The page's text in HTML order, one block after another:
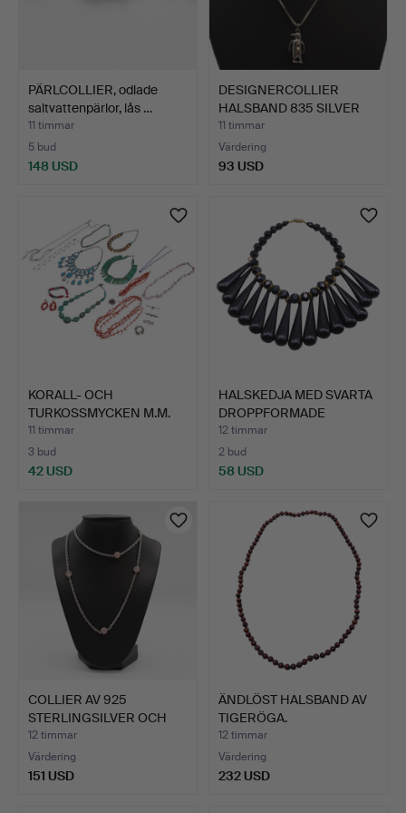
PÄRLCOLLIER, odlade
saltvattenpärlor, lås …
11 timmar
5 bud
148 USD
DESIGNERCOLLIER
HALSBAND 835 SILVER
HÄNGE …
11 timmar
Värdering
93 USD
KORALL- OCH
TURKOSSMYCKEN M.M.
11 timmar
3 bud
42 USD
HALSKEDJA MED SVARTA
DROPPFORMADE
HÄNGEN.
12 timmar
2 bud
58 USD
COLLIER AV 925
STERLINGSILVER OCH
ROSENKVA…
12 timmar
Värdering
151 USD
ÄNDLÖST HALSBAND AV
TIGERÖGA.
12 timmar
Värdering
232 USD